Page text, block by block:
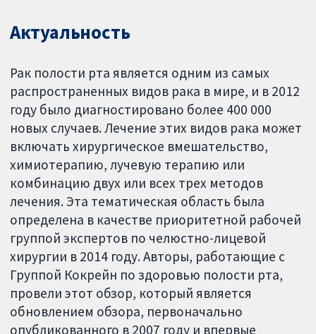
Актуальность
Рак полости рта является одним из самых
распространенных видов рака в мире, и в 2012
году было диагностировано более 400 000
новых случаев. Лечение этих видов рака может
включать хирургическое вмешательство,
химиотерапию, лучевую терапию или
комбинацию двух или всех трех методов
лечения. Эта тематическая область была
определена в качестве приоритетной рабочей
группой экспертов по челюстно-лицевой
хирургии в 2014 году. Авторы, работающие с
Группой Кокрейн по здоровью полости рта,
провели этот обзор, который является
обновлением обзора, первоначально
опубликованного в 2007 году и впервые